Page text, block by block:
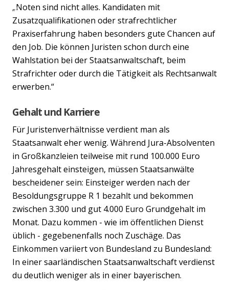
Previous
„Noten sind nicht alles. Kandidaten mit
Zusatzqualifikationen oder strafrechtlicher
Praxiserfahrung haben besonders gute Chancen auf
den Job. Die können Juristen schon durch eine
Wahlstation bei der Staatsanwaltschaft, beim
Strafrichter oder durch die Tätigkeit als Rechtsanwalt
erwerben.“
Gehalt und Karriere
Für Juristenverhältnisse verdient man als
Staatsanwalt eher wenig. Während Jura-Absolventen
in Großkanzleien teilweise mit rund 100.000 Euro
Jahresgehalt einsteigen, müssen Staatsanwälte
bescheidener sein: Einsteiger werden nach der
Besoldungsgruppe R 1 bezahlt und bekommen
zwischen 3.300 und gut 4.000 Euro Grundgehalt im
Monat. Dazu kommen - wie im öffentlichen Dienst
üblich - gegebenenfalls noch Zuschäge. Das
Einkommen variiert von Bundesland zu Bundesland:
In einer saarländischen Staatsanwaltschaft verdienst
du deutlich weniger als in einer bayerischen.